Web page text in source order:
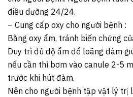
điều dưỡng 24/24.
– Cung cấp oxy cho người bệnh :
Bằng oxy ẩm, tránh biến chứng
Duy trì đủ độ ẩm để loãng đàm
nếu cần thì bơm vào canule 2-5
trước khi hút đàm.
Nên cho người bệnh tập vật lý trị